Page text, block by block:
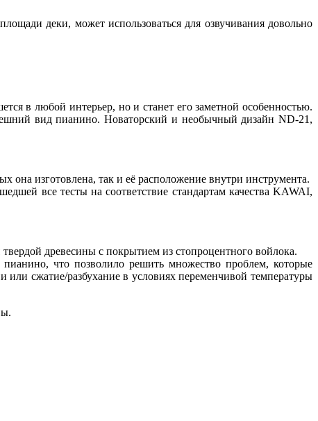
деки, может использоваться для озвучивания довольно
в любой интерьер, но и станет его заметной особенностью.
вид пианино. Новаторский и необычный дизайн ND-21,
она изготовлена, так и её расположение внутри инструмента.
все тесты на соответствие стандартам качества KAWAI,
древесины с покрытием из стопроцентного войлока.
что позволило решить множество проблем, которые
сжатие/разбухание в условиях переменчивой температуры